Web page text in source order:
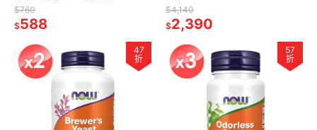
$760
$588
$4,140
$2,390
47
折
57
折